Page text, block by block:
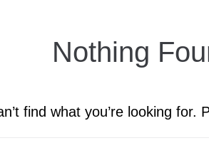
Nothing
find what you’re looking for.